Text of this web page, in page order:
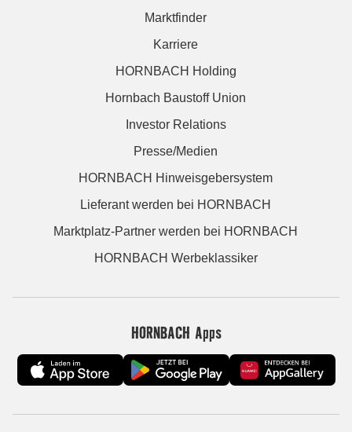
Marktfinder
Karriere
HORNBACH Holding
Hornbach Baustoff Union
Investor Relations
Presse/Medien
HORNBACH Hinweisgebersystem
Lieferant werden bei HORNBACH
Marktplatz-Partner werden bei HORNBACH
HORNBACH Werbeklassiker
HORNBACH Apps